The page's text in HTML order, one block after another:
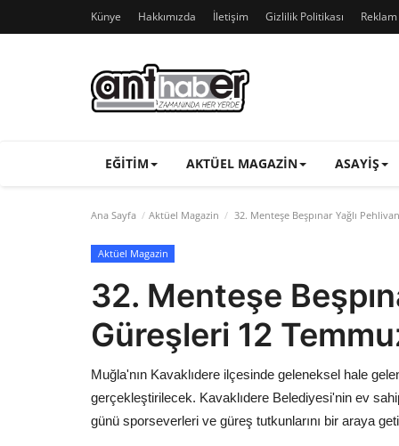
Künye Hakkımızda İletişim Gizlilik Politikası
EĞITIM AKTÜEL MAGAZIN ASAYIŞ
Ana Sayfa Aktüel Magazin 32. Menteşe Beşpınar Yağlı
Aktüel Magazin
32. Menteşe
Güreşleri 12
Muğla'nın Kavaklıdere ilçesinde geleneksel hale
gerçekleştirilecek. Kavaklıdere Belediyesi'nin ev
günü sporseverleri ve güreş tutkunlarını bir araya